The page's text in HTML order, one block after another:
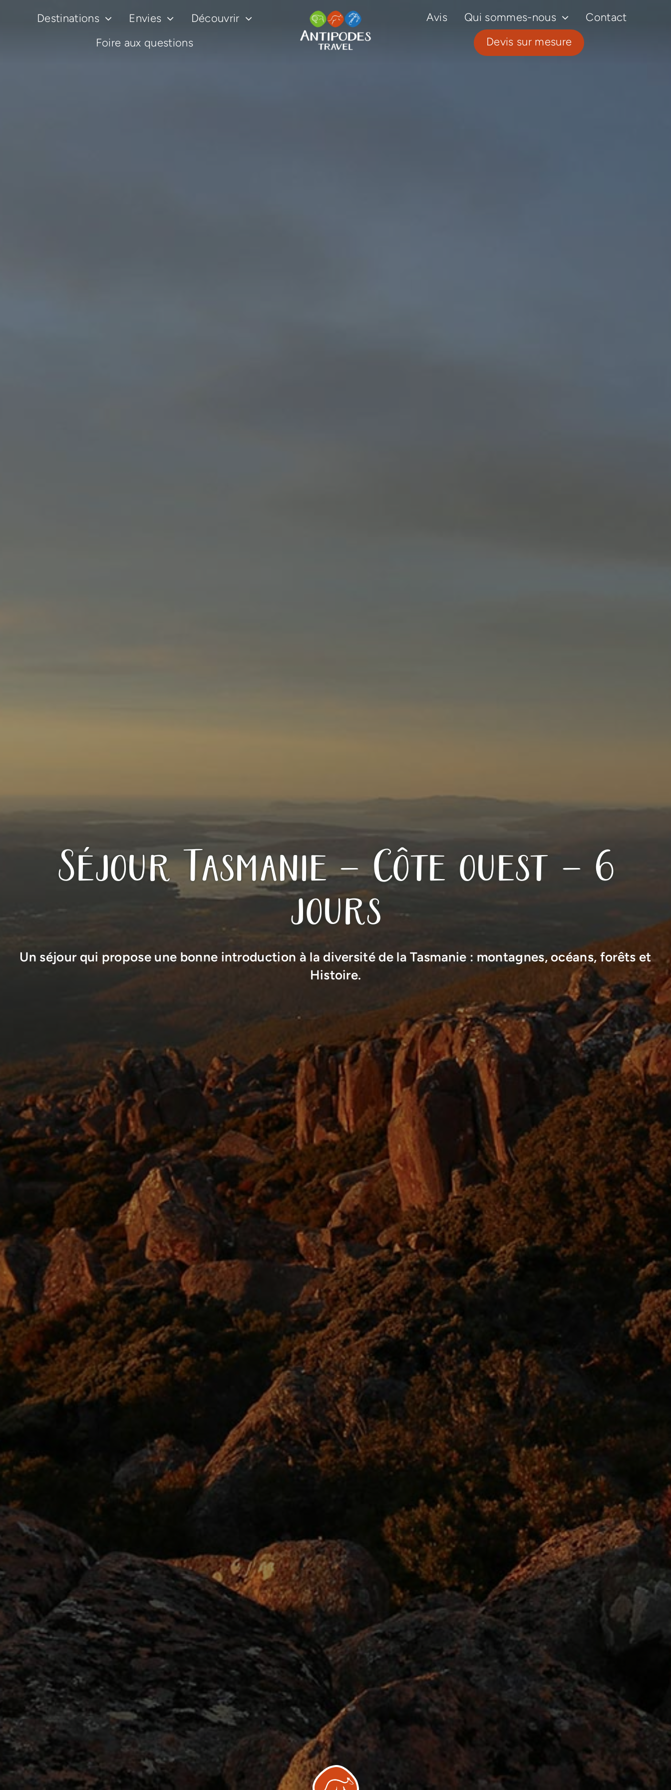
Destinations Envies
Découvrir
Foire aux questions
Avis Qui sommes-nous
Contact
Devis sur mesure
Séjour Tasmanie – Côte ouest – 6
jours
Un séjour qui propose une bonne introduction à la diversité de la Tasmanie : montagnes, océans, forêts et
Histoire.